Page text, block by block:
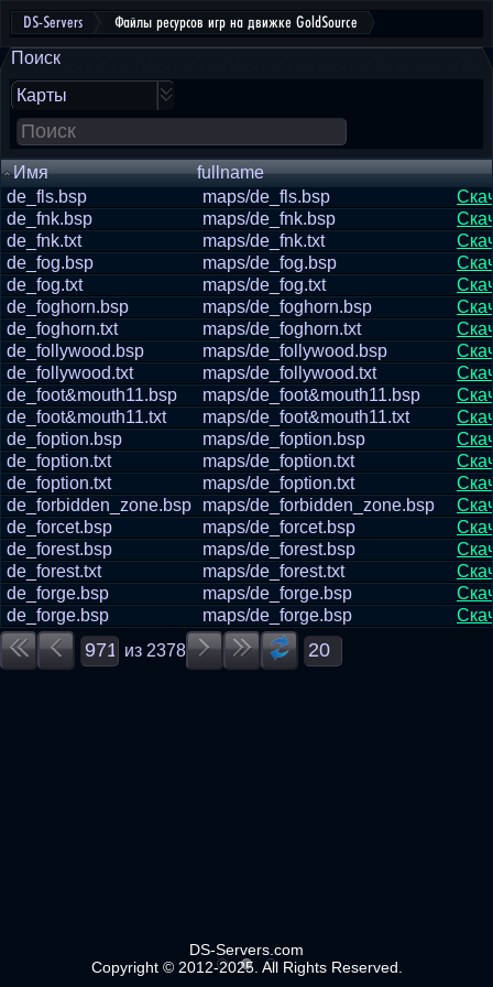
DS-Servers Файлы ресурсов игр на движке GoldSource
Поиск
Карты
Имя
fullname
de_fls.bsp
maps/de_fls.bsp
de_fnk.bsp
maps/de_fnk.bsp
de_fnk.txt
maps/de_fnk.txt
de_fog.bsp
maps/de_fog.bsp
de_fog.txt
maps/de_fog.txt
de_foghorn.bsp
maps/de_foghorn.bsp
de_foghorn.txt
maps/de_foghorn.txt
de_follywood.bsp
maps/de_follywood.bsp
de_follywood.txt
maps/de_follywood.txt
de_foot&mouth11.bsp
maps/de_foot&mouth11.bsp
de_foot&mouth11.txt
maps/de_foot&mouth11.txt
de_foption.bsp
maps/de_foption.bsp
de_foption.txt
maps/de_foption.txt
de_foption.txt
maps/de_foption.txt
de_forbidden_zone.bsp
maps/de_forbidden_zone.bsp
de_forcet.bsp
maps/de_forcet.bsp
de_forest.bsp
maps/de_forest.bsp
de_forest.txt
maps/de_forest.txt
de_forge.bsp
maps/de_forge.bsp
de_forge.bsp
maps/de_forge.bsp
из 2378
DS-Servers.com
Copyright © 2012-2025. All Rights Reserved.